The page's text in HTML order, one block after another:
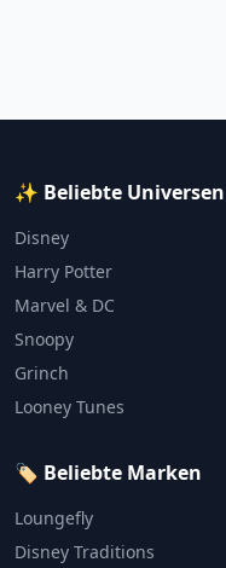
✨ Beliebte Universen
Disney
Harry Potter
Marvel & DC
Snoopy
Grinch
Looney Tunes
🏷️ Beliebte Marken
Loungefly
Disney Traditions